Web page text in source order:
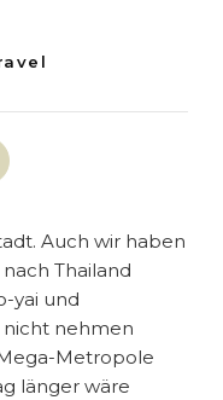
Auch wir haben
Thailand
yai und
nicht nehmen
Metropole
länger wäre